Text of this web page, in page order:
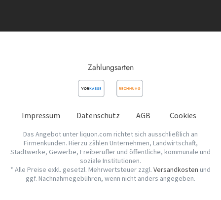
Zahlungsarten
Impressum Datenschutz AGB Cookies
Das Angebot unter liquon.com richtet sich ausschließlich an
Firmenkunden. Hierzu zählen Unternehmen, Landwirtschaft,
Stadtwerke, Gewerbe, Freiberufler und öffentliche, kommunale und
soziale Institutionen.
* Alle Preise exkl. gesetzl. Mehrwertsteuer zzgl. Versandkosten und
ggf. Nachnahmegebühren, wenn nicht anders angegeben.